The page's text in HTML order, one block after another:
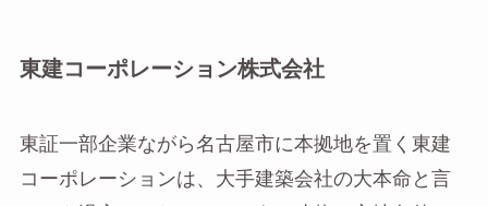
東建コーポレーション株式会社
東証一部企業ながら名古屋市に本拠地を置く東建
コーポレーションは、大手建築会社の大本命と言